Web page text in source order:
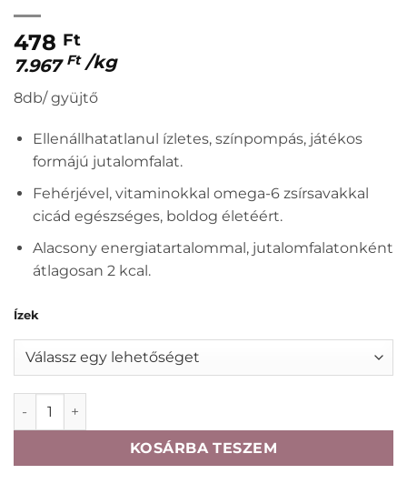
478 Ft
7.967 Ft /kg
8db/ gyüjtő
Ellenállhatatlanul ízletes, színpompás, játékos
formájú jutalomfalat.
Fehérjével, vitaminokkal omega-6 zsírsavakkal
cicád egészséges, boldog életéért.
Alacsony energiatartalommal, jutalomfalatonként
átlagosan 2 kcal.
Ízek
Félix party mix jutalomfalat 60gr mennyiség
KOSÁRBA TESZEM